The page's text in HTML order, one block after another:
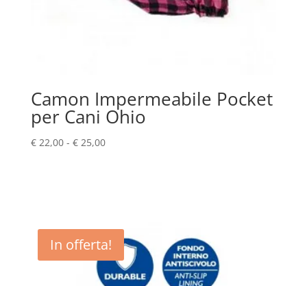
Camon Impermeabile Pocket
per Cani Ohio
€22,00 - €25,00Fascia
€ 25,00
In offerta!